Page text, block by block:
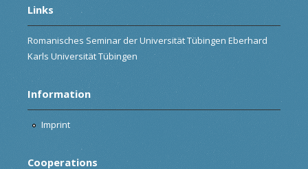
Links
Romanisches Seminar der Universität Tübingen Eberhard
Karls Universität Tübingen
Information
Imprint
Cooperations